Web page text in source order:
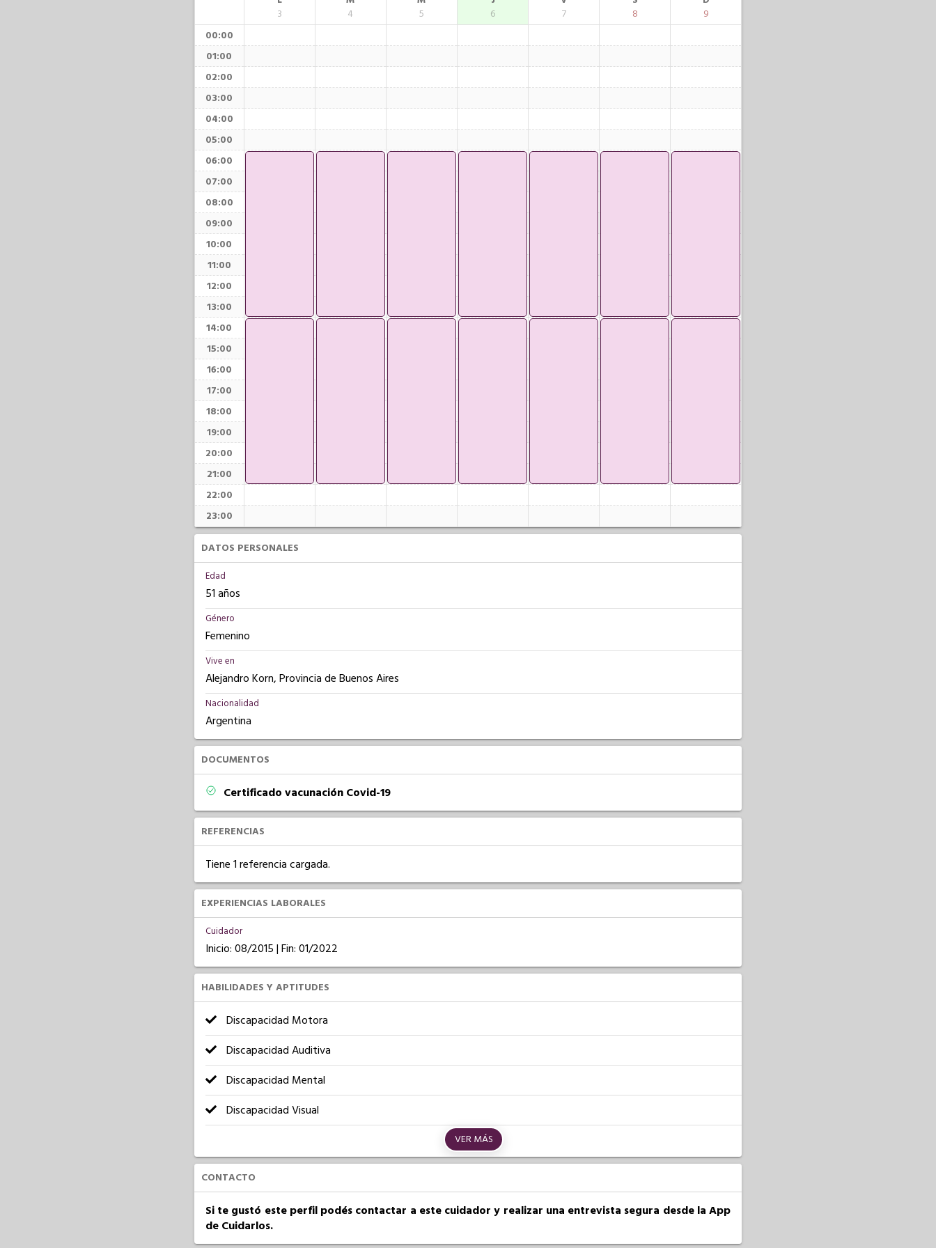
3
4
5
6
7
8
9
00:00
01:00
02:00
03:00
04:00
05:00
06:00
07:00
08:00
09:00
10:00
11:00
12:00
13:00
14:00
15:00
16:00
17:00
18:00
19:00
20:00
21:00
22:00
23:00
DATOS PERSONALES
Edad
51 años
Género
Femenino
Vive en
Alejandro Korn, Provincia de Buenos Aires
Nacionalidad
Argentina
DOCUMENTOS
Certificado vacunación Covid-19
REFERENCIAS
Tiene 1 referencia cargada.
EXPERIENCIAS LABORALES
Cuidador
Inicio: 08/2015 | Fin: 01/2022
HABILIDADES Y APTITUDES
Discapacidad Motora
Discapacidad Auditiva
Discapacidad Mental
Discapacidad Visual
VER MÁS
CONTACTO
Si te gustó este perfil podés contactar a este cuidador y realizar una entrevista segura desde la App
de Cuidarlos.